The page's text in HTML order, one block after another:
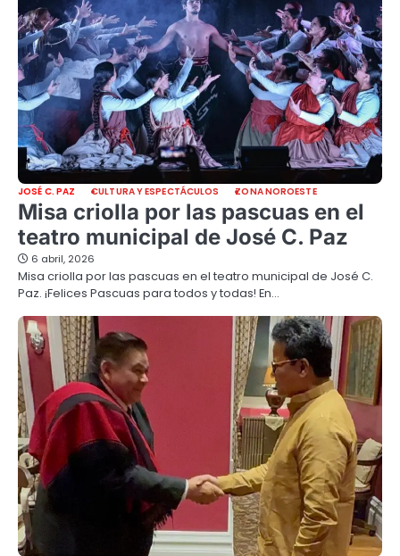
JOSÉ C. PAZ CULTURA Y ESPECTÁCULOS ZONA NOROESTE
Misa criolla por las pascuas en el
teatro municipal de José C. Paz
6 abril, 2026
Misa criolla por las pascuas en el teatro municipal de José C.
Paz. ¡Felices Pascuas para todos y todas! En…